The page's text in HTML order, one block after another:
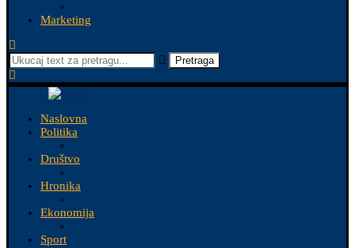
Marketing
Pretraga
Naslovna
Politika
Društvo
Hronika
Ekonomija
Sport